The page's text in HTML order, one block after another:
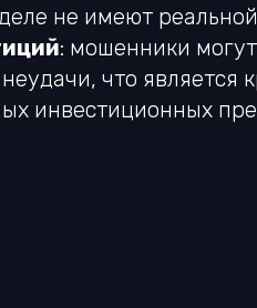
не имеют
: мошенники
что является
инвестиционных